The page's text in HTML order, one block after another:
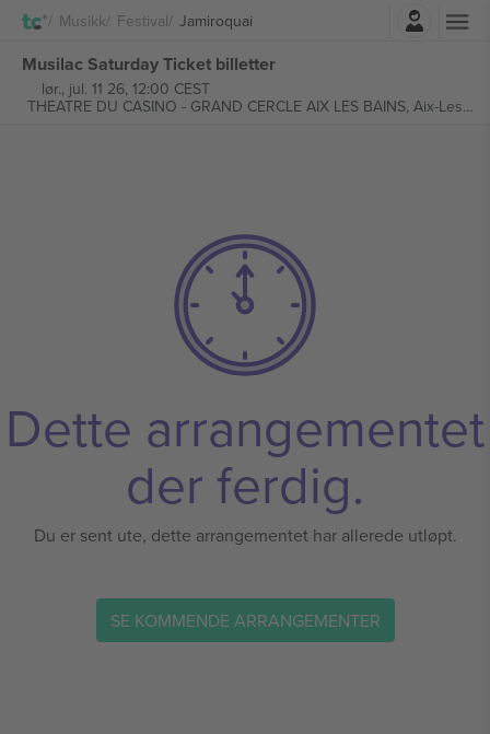
Musikk Festival Jamiroquai
Musilac Saturday Ticket billetter
lør., jul. 11 26, 12:00 CEST
THEATRE DU CASINO - GRAND CERCLE AIX LES BAINS, Aix-Les-Bains, Frankrike
Dette arrangementet
der ferdig.
Du er sent ute, dette arrangementet har allerede utløpt.
SE KOMMENDE ARRANGEMENTER